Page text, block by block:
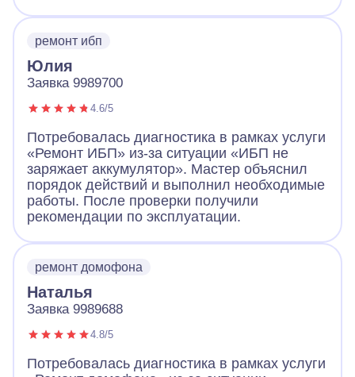
ремонт ибп
Юлия
Заявка 9989700
4.6/5
Потребовалась диагностика в рамках услуги
«Ремонт ИБП» из-за ситуации «ИБП не
заряжает аккумулятор». Мастер объяснил
порядок действий и выполнил необходимые
работы. После проверки получили
рекомендации по эксплуатации.
ремонт домофона
Наталья
Заявка 9989688
4.8/5
Потребовалась диагностика в рамках услуги